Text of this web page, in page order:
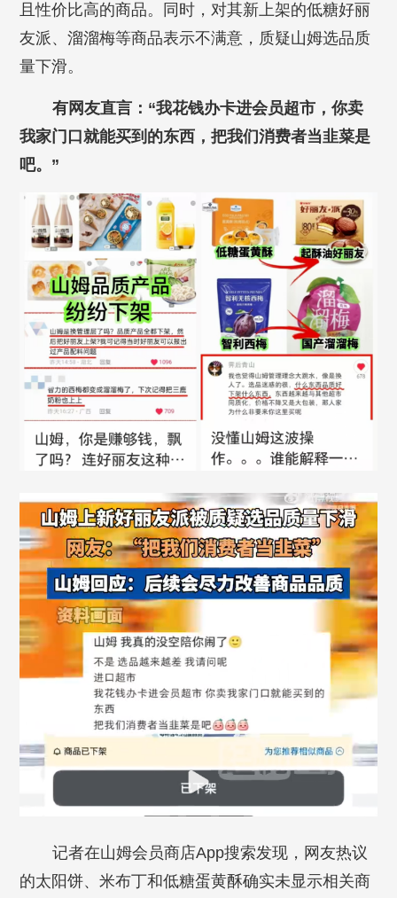
且性价比高的商品。同时，对其新上架的低糖好丽
友派、溜溜梅等商品表示不满意，质疑山姆选品质
量下滑。
有网友直言：“我花钱办卡进会员超市，你卖
我家门口就能买到的东西，把我们消费者当韭菜是
吧。”
记者在山姆会员商店App搜索发现，网友热议
的太阳饼、米布丁和低糖蛋黄酥确实未显示相关商